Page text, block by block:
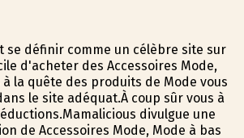
se définir comme un célèbre site sur
d'acheter des Accessoires Mode,
à la quête des produits de Mode vous
le site adéquat.À coup sûr vous à
divulgue une
de Accessoires Mode, Mode à bas